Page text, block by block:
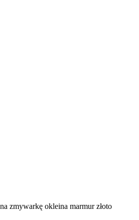
zmywarkę okleina marmur złoto